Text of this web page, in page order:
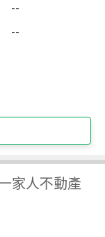
--
--
家人不動產